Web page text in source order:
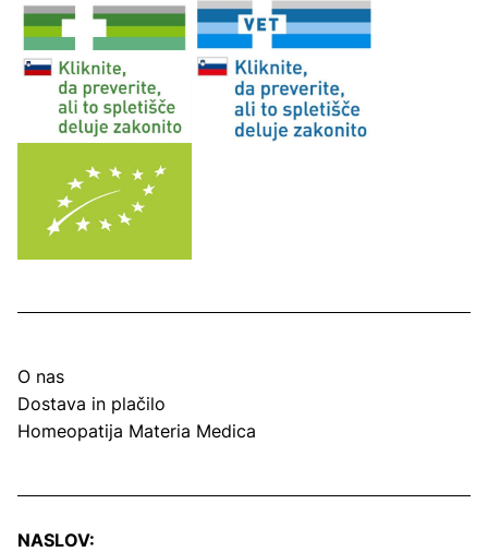
O nas
Dostava in plačilo
Homeopatija Materia Medica
NASLOV: